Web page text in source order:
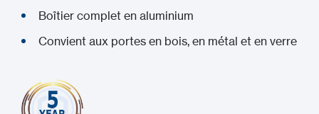
Boîtier complet en aluminium
Convient aux portes en bois, en métal et en verre